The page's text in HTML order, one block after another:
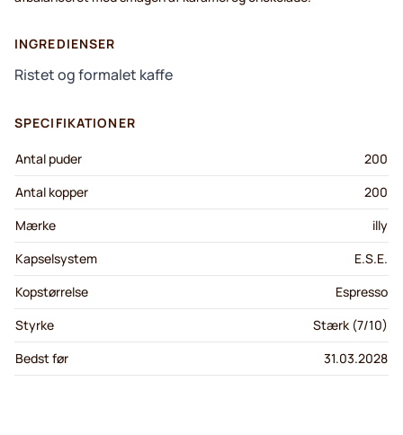
INGREDIENSER
Ristet og formalet kaffe
SPECIFIKATIONER
Antal puder
200
Antal kopper
200
Mærke
illy
Kapselsystem
E.S.E.
Kopstørrelse
Espresso
Styrke
Stærk (7/10)
Bedst før
31.03.2028